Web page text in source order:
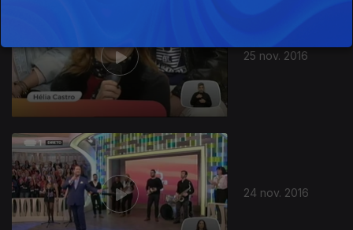
25 nov. 2016
24 nov. 2016